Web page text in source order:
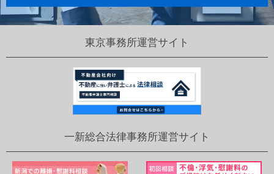
東京事務所運営サイト
一新総合法律事務所運営サイト